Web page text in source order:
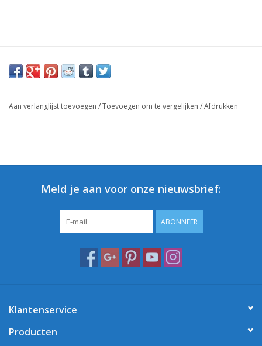
Aan verlanglijst toevoegen /Toevoegen om te vergelijken /Afdrukken
Meld je aan voor onze nieuwsbrief:
ABONNEER
Klantenservice
Producten